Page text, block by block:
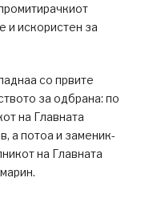
и искористен за
со првите
за одбрана: по
на Главната
а потоа и заменик-
на Главната